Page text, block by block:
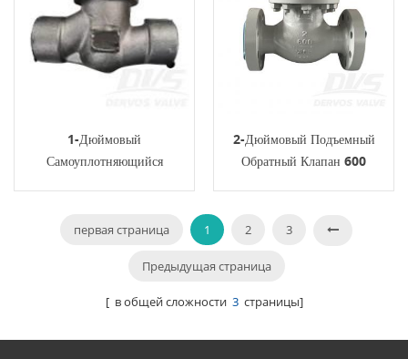
1-Дюймовый
Самоуплотняющийся
2500 Фунтов
2-Дюймовый Подъемный
Обратный Клапан 600
первая страница 1 2 3
Предыдущая страница
[ в общей сложности 3страницы]